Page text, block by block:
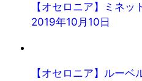
【オセロニア】ミネッ
2019年10月10日
【オセロニア】ルー